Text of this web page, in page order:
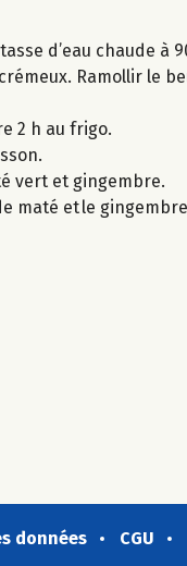
d’eau chaude à
Ramollir le
2 h au frigo.
vert et gingembre.
maté et le
données CGU